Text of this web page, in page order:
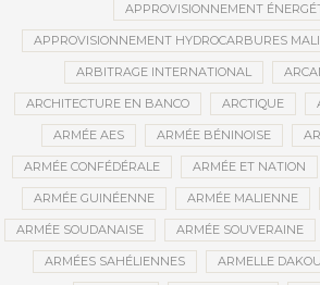
APPROVISIONNEMENT
APPROVISIONNEMENT HYDROCARBURES MALI
ARBITRAGE INTERNATIONAL
ARCHITECTURE EN BANCO ARCTIQUE
ARMÉE AES ARMÉE BÉNINOISE
ARMÉE CONFÉDÉRALE ARMÉE ET NATION
ARMÉE GUINÉENNE ARMÉE MALIENNE
ARMÉE SOUDANAISE ARMÉE SOUVERAINE
ARMÉES SAHÉLIENNES ARMELLE